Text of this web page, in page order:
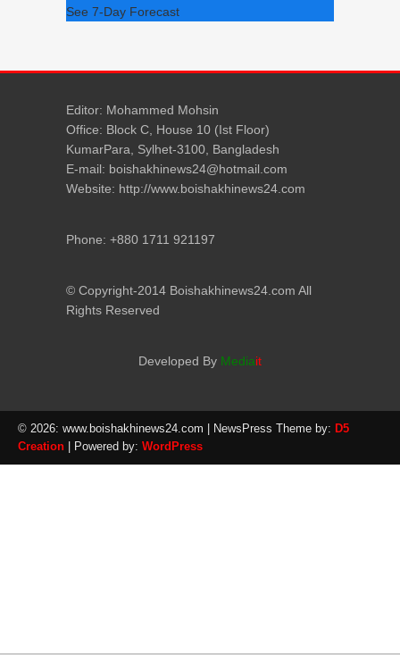
See 7-Day Forecast
Editor: Mohammed Mohsin
Office: Block C, House 10 (Ist Floor)
KumarPara, Sylhet-3100, Bangladesh
E-mail: boishakhinews24@hotmail.com
Website: http://www.boishakhinews24.com
Phone: +880 1711 921197
© Copyright-2014 Boishakhinews24.com All
Rights Reserved
Developed By Mediait
© 2026: www.boishakhinews24.com | NewsPress Theme by: D5
Creation | Powered by: WordPress